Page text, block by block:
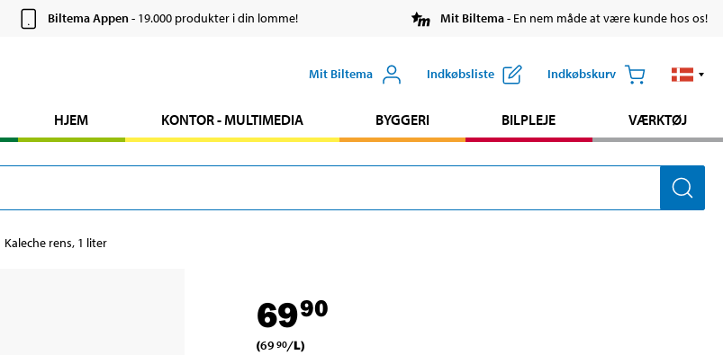
Biltema Appen- 19.000 produkter i din lomme! Mit Biltema- En nem måde at være kunde hos os!
Mit Biltema Indkøbsliste Indkøbskurv
HJEM KONTOR - MULTIMEDIA BYGGERI BILPLEJE VÆRKTØJ
Kaleche rens, 1 liter
6990
(69 90/L)